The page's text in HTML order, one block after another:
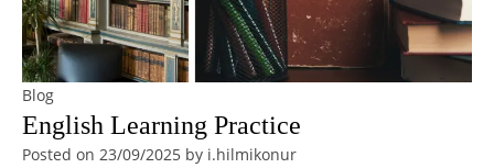
Blog
English Learning Practice
Posted on 23/09/2025 by i.hilmikonur